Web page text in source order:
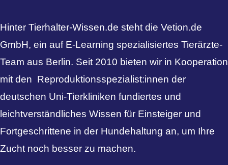
Hinter Tierhalter-Wissen.de steht die Vetion.de
GmbH, ein auf E-Learning spezialisiertes Tierärzte-
Team aus Berlin. Seit 2010 bieten wir in Kooperation
mit den Reproduktionsspezialist:innen der
deutschen Uni-Tierkliniken fundiertes und
leichtverständliches Wissen für Einsteiger und
Fortgeschrittene in der Hundehaltung an, um Ihre
Zucht noch besser zu machen.